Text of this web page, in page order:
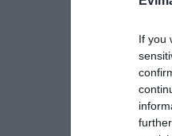
If you